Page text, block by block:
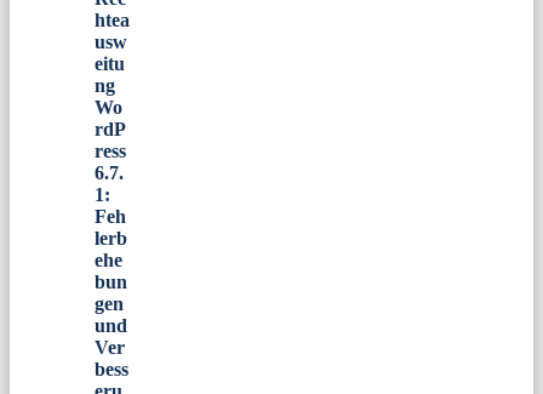
htea
usw
eitu
ng
Wo
rdP
ress
6.7.
1:
Feh
lerb
ehe
bun
gen
und
Ver
bess